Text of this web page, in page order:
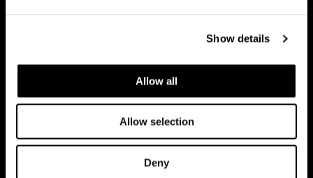
Show details
Allow all
Allow selection
Deny
Open Access